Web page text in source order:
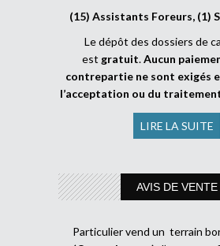
(15) Assistants Foreurs, (1)
Le dépôt des dossiers de
est gratuit.Aucun
contrepartie ne sont exigés
l’acceptation ou du
LIRE LA SUITE
AVIS DE VENTE
Particulier vend un terrain